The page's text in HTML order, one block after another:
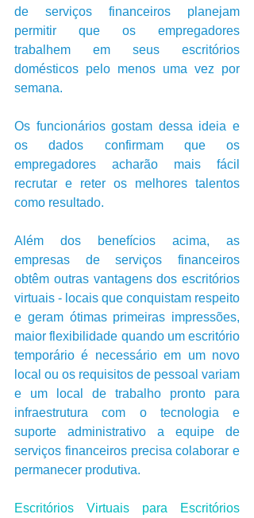
de serviços financeiros planejam
permitir que os empregadores
trabalhem em seus escritórios
domésticos pelo menos uma vez por
semana.
Os funcionários gostam dessa ideia e
os dados confirmam que os
empregadores acharão mais fácil
recrutar e reter os melhores talentos
como resultado.
Além dos benefícios acima, as
empresas de serviços financeiros
obtêm outras vantagens dos escritórios
virtuais - locais que conquistam respeito
e geram ótimas primeiras impressões,
maior flexibilidade quando um escritório
temporário é necessário em um novo
local ou os requisitos de pessoal variam
e um local de trabalho pronto para
infraestrutura com o tecnologia e
suporte administrativo a equipe de
serviços financeiros precisa colaborar e
permanecer produtiva.
Escritórios Virtuais para Escritórios